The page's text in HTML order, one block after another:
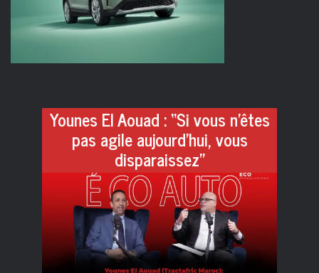
Younes El Aouad : “Si vous n’êtes
pas agile aujourd’hui, vous
disparaissez”